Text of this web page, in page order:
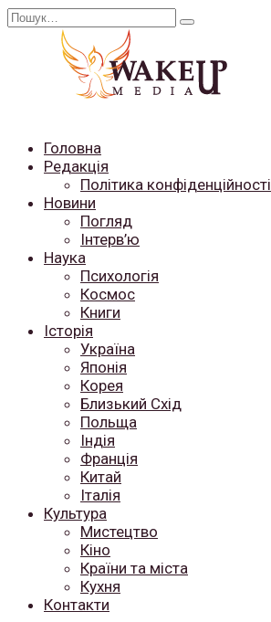
Перейти
Search
Головна
Редакція
Політика конфіденційності
Новини
Погляд
Інтерв’ю
Наука
Психологія
Космос
Книги
Історія
Україна
Японія
Корея
Близький Схід
Польща
Індія
Франція
Китай
Італія
Культура
Мистецтво
Кіно
Країни та міста
Кухня
Контакти